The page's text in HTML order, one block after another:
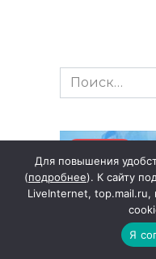
Search
for:
Для повышения
(подробнее). К сайту
LiveInternet, top.mail.ru,
Я